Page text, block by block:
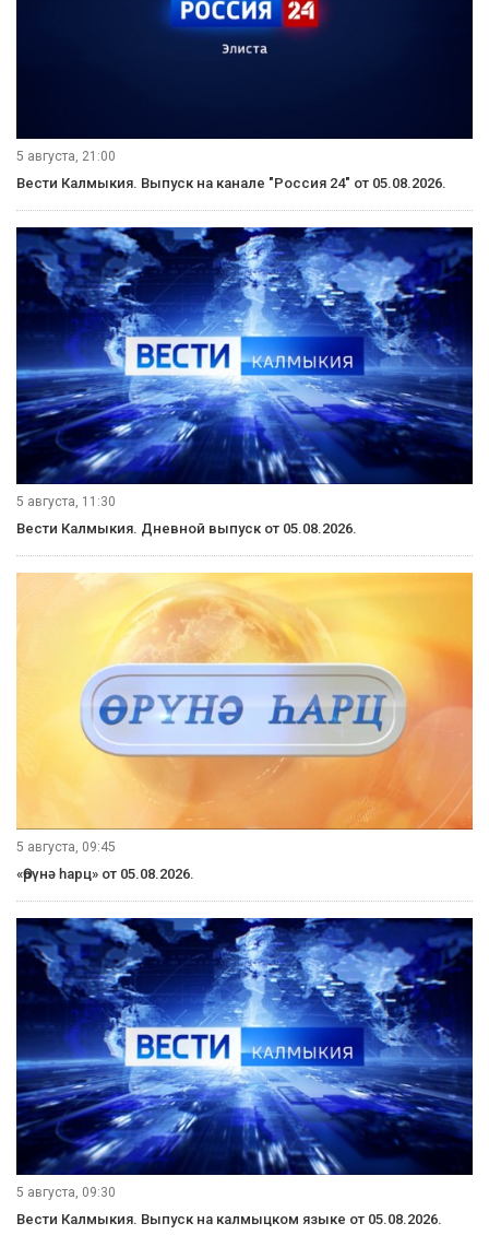
5 августа, 21:00
Вести Калмыкия. Выпуск на канале "Россия 24" от 05.08.2026.
5 августа, 11:30
Вести Калмыкия. Дневной выпуск от 05.08.2026.
5 августа, 09:45
«Өрүнә һарц» от 05.08.2026.
5 августа, 09:30
Вести Калмыкия. Выпуск на калмыцком языке от 05.08.2026.